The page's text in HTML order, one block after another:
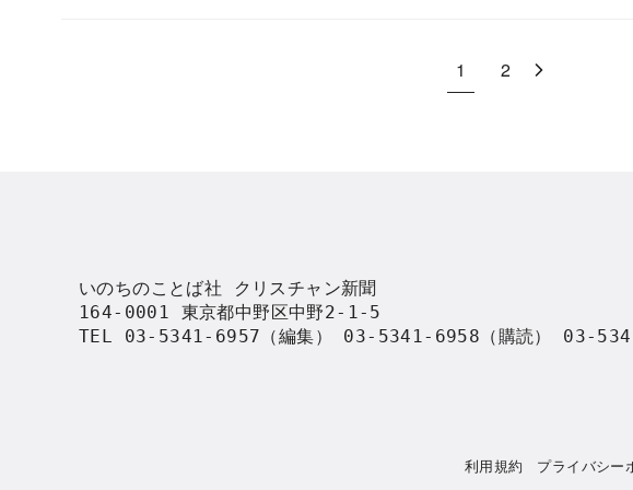
1 2
いのちのことば社 クリスチャン新聞
164-0001 東京都中野区中野2-1-5
TEL 03-5341-6957（編集） 03-5341-6958（購読） 03-
利用規約 プライバシー